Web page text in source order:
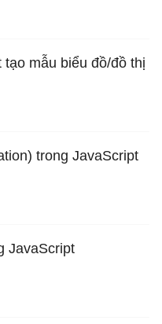
tạo mẫu biểu đồ/đồ thị
trong JavaScript
JavaScript